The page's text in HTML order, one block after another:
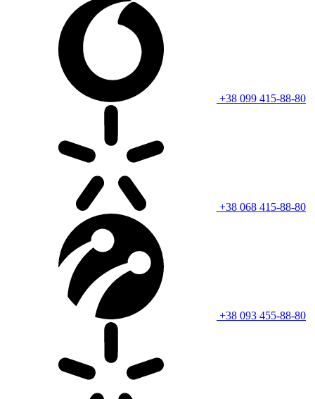
+38 099 415-88-80
+38 068 415-88-80
+38 093 455-88-80